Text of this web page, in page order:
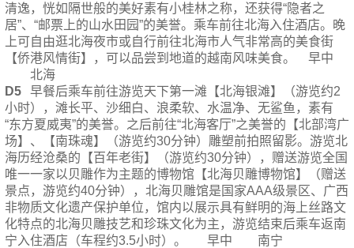
清逸，恍如隔世般的美好素有小桂林之称，还获得“隐者之
居”、“邮票上的山水田园”的美誉。乘车前往北海入住酒店。晚
上可自由逛北海夜市或自行前往北海市人气非常高的美食街
【侨港风情街】，可以品尝到地道的越南风味美食。
早中
北海
D5
早餐后乘车前往游览天下第一滩【北海银滩】（游览约2
小时），滩长平、沙细白、浪柔软、水温净、无鲨鱼，素有
“东方夏威夷”的美誉。之后前往“北海客厅”之美誉的【北部湾广
场】、【南珠魂】（游览约30分钟）雕塑前拍照留影。游览北
海历经沧桑的【百年老街】（游览约30分钟），赠送游览全国
唯一一家以贝雕作为主题的博物馆【北海贝雕博物馆】（赠送
景点，游览约40分钟），北海贝雕馆是国家AAA级景区、广西
非物质文化遗产保护单位，馆内以展示具有鲜明的海上丝路文
化特点的北海贝雕技艺和珍珠文化为主，游览结束后乘车返南
宁入住酒店（车程约3.5小时）。
早中
南宁